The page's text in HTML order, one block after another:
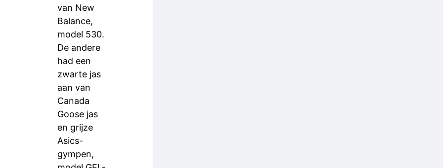
van New
Balance,
model 530.
De andere
had een
zwarte jas
aan van
Canada
Goose jas
en grijze
Asics-
gympen,